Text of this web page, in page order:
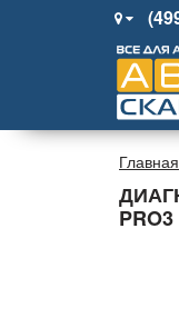
Главная